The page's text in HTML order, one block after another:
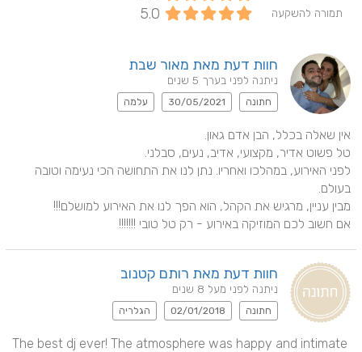
תמורה להשקעה 5.0
חוות דעת מאת מאור שבת
ניתנה לפני בערך 5 שנים
חתונה 30/05/2021 עלמה
אם חשוב לכם המוזיקה באירוע - רק טל טובי !!!!!!!
חוות דעת מאת רותם קטנוב
ניתנה לפני מעל 8 שנים
חתונה 02/01/2018 הגלריה
The best dj ever! The atmosphere was happy and intimate